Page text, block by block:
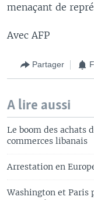
menaçant de
Avec AFP
Partager
A lire aussi
Le boom des achats
commerces libanais
Arrestation en
Washington et Paris